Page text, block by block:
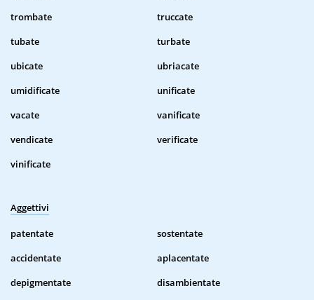
trombate
truccate
tubate
turbate
ubicate
ubriacate
umidificate
unificate
vacate
vanificate
vendicate
verificate
vinificate
Aggettivi
patentate
sostentate
accidentate
aplacentate
depigmentate
disambientate